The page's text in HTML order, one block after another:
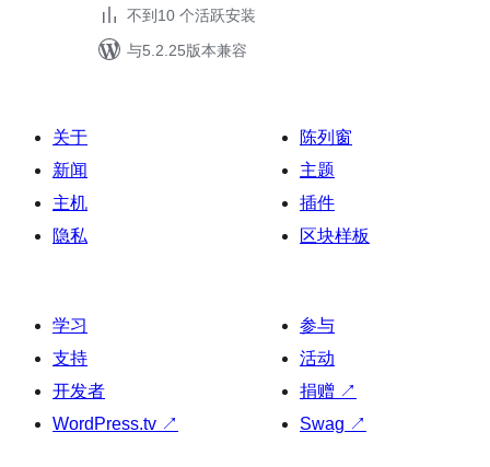
不到10 个活跃安装
与5.2.25版本兼容
关于
新闻
主机
隐私
陈列窗
主题
插件
区块样板
学习
支持
开发者
WordPress.tv ↗
参与
活动
捐赠 ↗
Swag ↗